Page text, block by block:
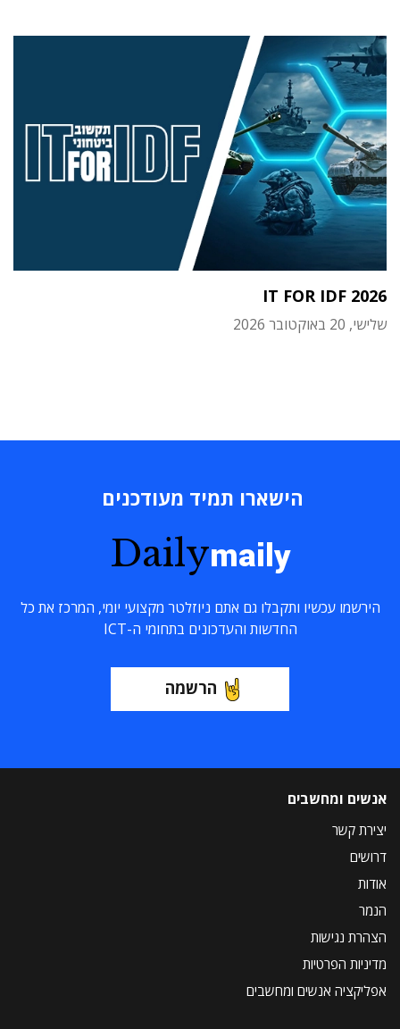
IT FOR IDF 2026
שלישי, 20 באוקטובר 2026
הישארו תמיד מעודכנים
Dailymaily
הירשמו עכשיו ותקבלו גם אתם ניוזלטר מקצועי יומי, המרכז את כל
החדשות והעדכונים בתחומי ה-ICT
הרשמה
אנשים ומחשבים
יצירת קשר
דרושים
אודות
הנמר
הצהרת נגישות
מדיניות הפרטיות
אפליקציה אנשים ומחשבים